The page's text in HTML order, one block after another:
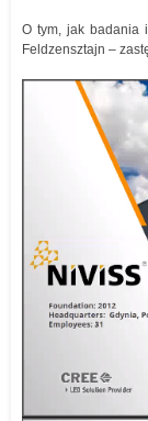
O tym, jak badania
Feldzensztajn –